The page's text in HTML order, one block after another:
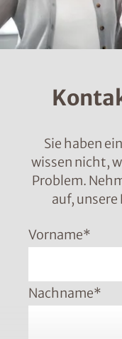
Sie haben
wissen nicht,
Problem.
auf, unsere
Vorname*
Nachname*